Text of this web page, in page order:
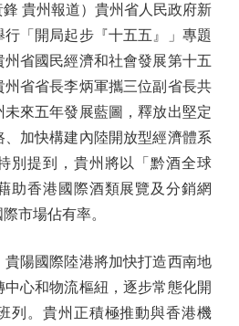
貴州報道）貴州省人民政府新
「開局起步『十五五』」專題
省國民經濟和社會發展第十五
省省長李炳軍攜三位副省長共
未來五年發展藍圖，釋放出堅定
加快構建內陸開放型經濟體系
別提到，貴州將以「黔酒全球
助香港國際酒類展覽及分銷網
市場佔有率。
陽國際陸港將加快打造西南地
心和物流樞紐，逐步常態化開
列。貴州正積極推動與香港機